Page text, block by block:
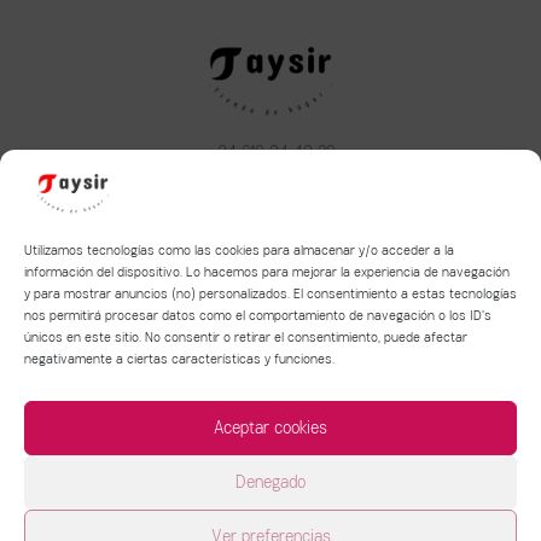
Utilizamos tecnologías como las cookies para almacenar y/o acceder a la
información del dispositivo. Lo hacemos para mejorar la experiencia de navegación
y para mostrar anuncios (no) personalizados. El consentimiento a estas tecnologías
nos permitirá procesar datos como el comportamiento de navegación o los ID's
únicos en este sitio. No consentir o retirar el consentimiento, puede afectar
negativamente a ciertas características y funciones.
Aceptar cookies
Denegado
Ver preferencias
+34 610 34 43 22
Aviso legal Política de privacidad Política de Cookies
Términos y condiciones de compra y devolución
Política de entrega de mercancía
Copyright © 2026 Taysir | Tienda de hogar |